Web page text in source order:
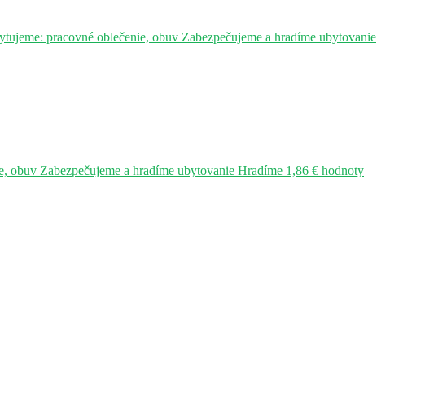
pracovné oblečenie, obuv Zabezpečujeme a hradíme ubytovanie
Zabezpečujeme a hradíme ubytovanie Hradíme 1,86 € hodnoty